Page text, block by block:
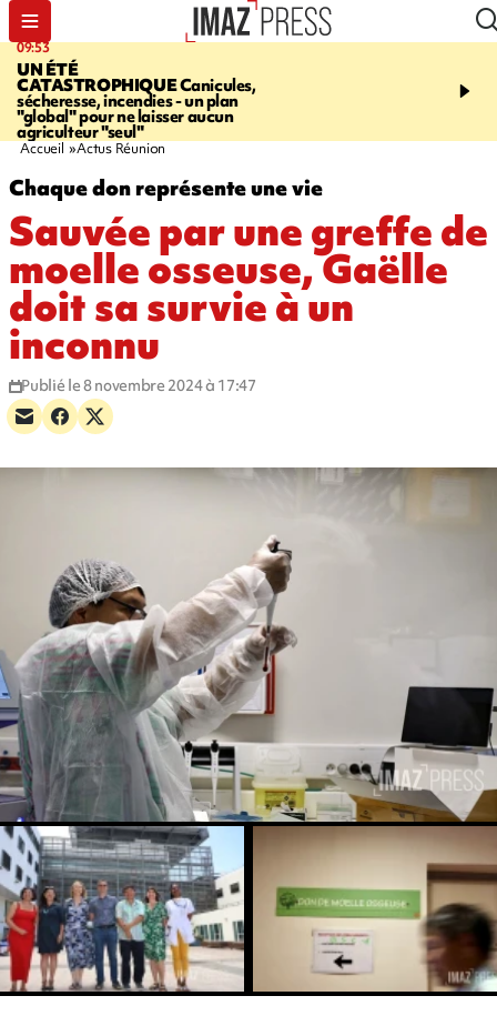
09:10
SAINTE-SUZANNE
en panne sur la RN2, la voie de droite
et la bretelle de la sortie de
l’échangeur de la Marine fermées
11:22
DÉSTABILISATION
la présidentielle, les
Accueil Actus Réunion
Chaque don représente une vie
Sauvée par une greffe de
moelle osseuse, Gaëlle
doit sa survie à un
inconnu
Publié le 8 novembre 2024 à 17:47